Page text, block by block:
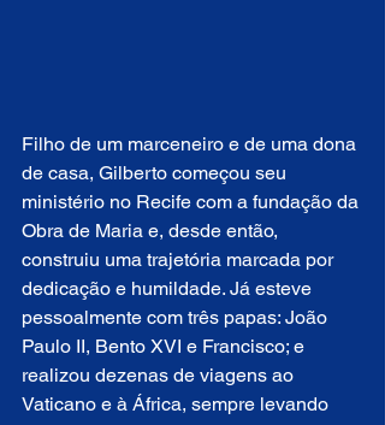
Filho de um marceneiro e de uma dona
de casa, Gilberto começou seu
ministério no Recife com a fundação da
Obra de Maria e, desde então,
construiu uma trajetória marcada por
dedicação e humildade. Já esteve
pessoalmente com três papas: João
Paulo II, Bento XVI e Francisco; e
realizou dezenas de viagens ao
Vaticano e à África, sempre levando